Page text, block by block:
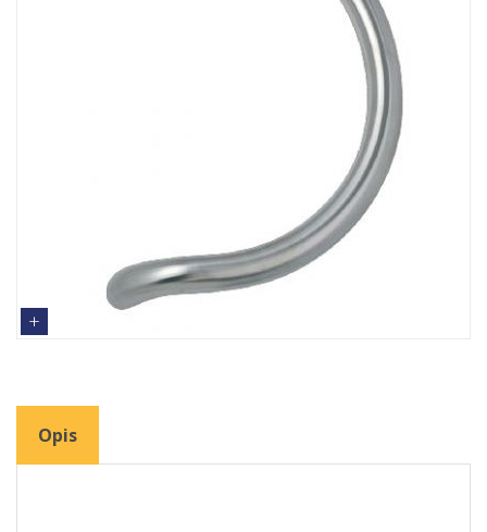
Opis